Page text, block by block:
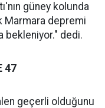
güney kolunda
Marmara depremi
bekleniyor." dedi.
47
geçerli olduğunu